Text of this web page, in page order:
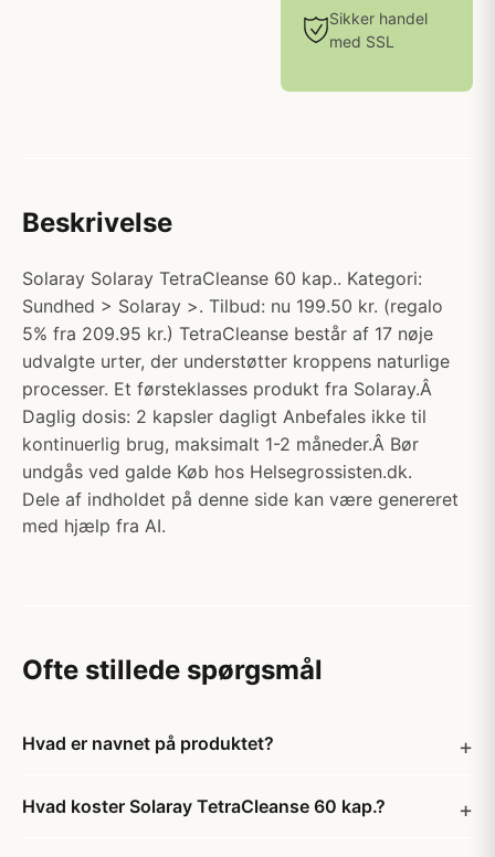
Sikker handel
med SSL
Beskrivelse
Solaray Solaray TetraCleanse 60 kap.. Kategori:
Sundhed > Solaray >. Tilbud: nu 199.50 kr. (regalo
5% fra 209.95 kr.) TetraCleanse består af 17 nøje
udvalgte urter, der understøtter kroppens naturlige
processer. Et førsteklasses produkt fra Solaray.Â
Daglig dosis: 2 kapsler dagligt Anbefales ikke til
kontinuerlig brug, maksimalt 1-2 måneder.Â Bør
undgås ved galde Køb hos Helsegrossisten.dk.
Dele af indholdet på denne side kan være genereret
med hjælp fra AI.
Ofte stillede spørgsmål
Hvad er navnet på produktet?
Hvad koster Solaray TetraCleanse 60 kap.?